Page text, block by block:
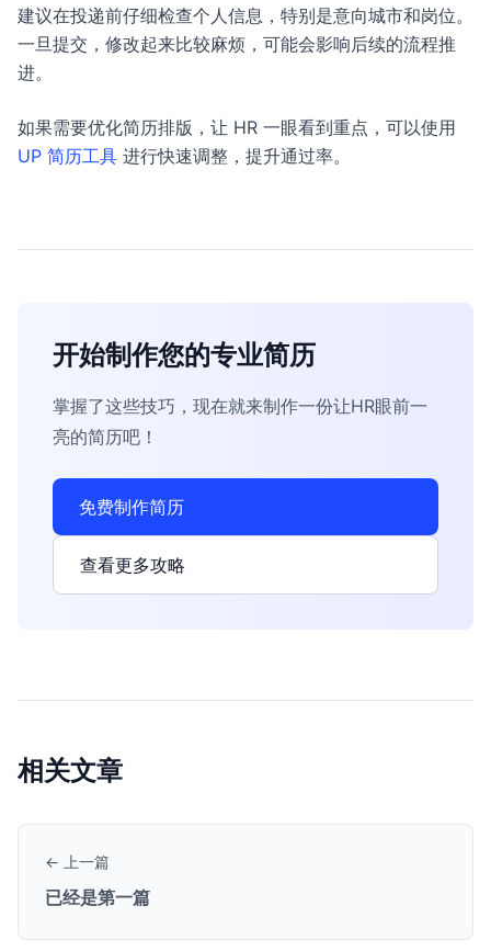
建议在投递前仔细检查个人信息，特别是意向城市和岗位。
一旦提交，修改起来比较麻烦，可能会影响后续的流程推
进。
如果需要优化简历排版，让 HR 一眼看到重点，可以使用
UP 简历工具 进行快速调整，提升通过率。
开始制作您的专业简历
掌握了这些技巧，现在就来制作一份让HR眼前一
亮的简历吧！
免费制作简历
查看更多攻略
相关文章
← 上一篇
已经是第一篇